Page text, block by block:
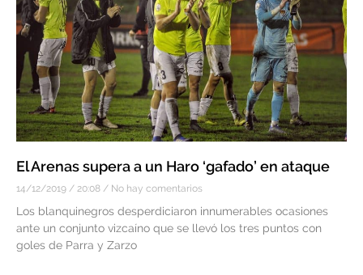
El Arenas supera a un Haro ‘gafado’ en ataque
14/12/2019 20:08 No hay comentarios
Los blanquinegros desperdiciaron innumerables ocasiones
ante un conjunto vizcaíno que se llevó los tres puntos con
goles de Parra y Zarzo